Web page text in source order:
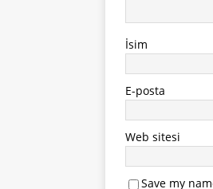
İsim
E-posta
Web sitesi
Save my